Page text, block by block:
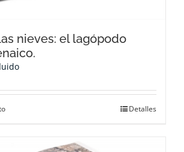
nieves: el lagópodo
Detalles